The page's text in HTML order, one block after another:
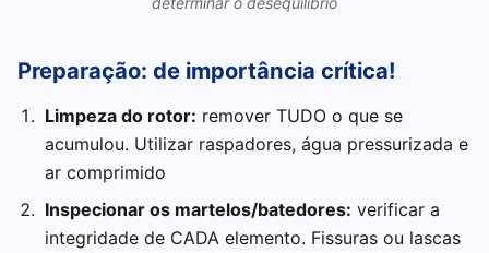
Preparação: de importância crítica!
Limpeza do rotor: remover TUDO o que se
acumulou. Utilizar raspadores, água pressurizada e
ar comprimido
Inspecionar os martelos/batedores: verificar a
integridade de CADA elemento. Fissuras ou lascas